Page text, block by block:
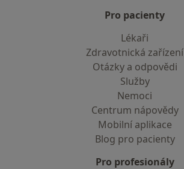
Pro pacienty
Lékaři
Zdravotnická zařízení
Otázky a odpovědi
Služby
Nemoci
Centrum nápovědy
Mobilní aplikace
Blog pro pacienty
Pro profesionály